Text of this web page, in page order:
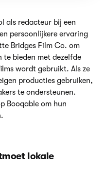
als redacteur bij een
persoonlijkere ervaring
Bridges Film Co. om
bieden met dezelfde
wordt gebruikt. Als ze
producties gebruiken,
te ondersteunen.
Booqable om hun
lokale